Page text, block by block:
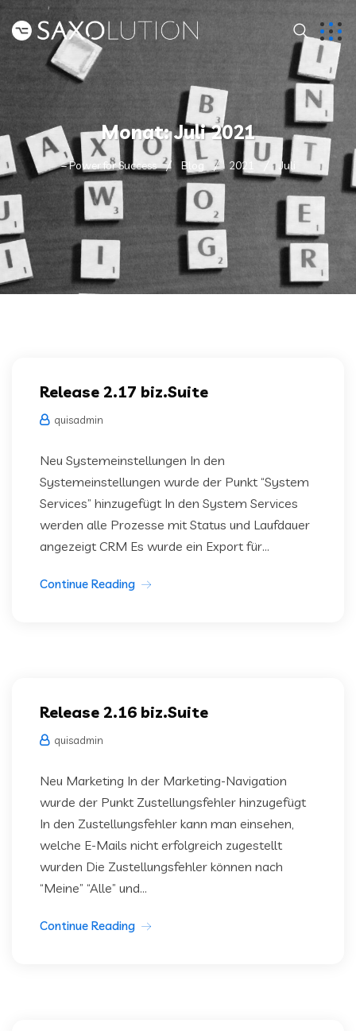
Monat:Juli 2021
– Power for Success Blog 2021 Juli
Release 2.17 biz.Suite
quisadmin
Neu Systemeinstellungen In den
Systemeinstellungen wurde der Punkt “System
Services” hinzugefügt In den System Services
werden alle Prozesse mit Status und Laufdauer
angezeigt CRM Es wurde ein Export für...
Continue Reading
Release 2.16 biz.Suite
quisadmin
Neu Marketing In der Marketing-Navigation
wurde der Punkt Zustellungsfehler hinzugefügt
In den Zustellungsfehler kann man einsehen,
welche E-Mails nicht erfolgreich zugestellt
wurden Die Zustellungsfehler können nach
“Meine” “Alle” und...
Continue Reading